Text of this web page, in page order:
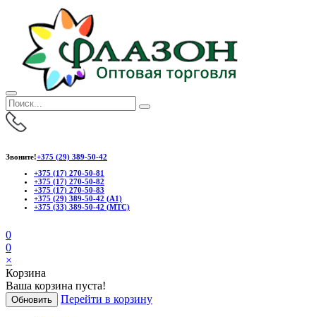
Звоните!+375 (29) 389-50-42
+375 (17) 270-50-81
+375 (17) 270-50-82
+375 (17) 270-50-83
+375 (29) 389-50-42 (А1)
+375 (33) 389-50-42 (МТС)
0
0
×
Корзина
Ваша корзина пуста!
Обновить Перейти в корзину